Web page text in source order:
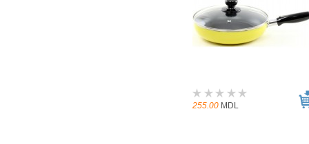
255.00 MDL